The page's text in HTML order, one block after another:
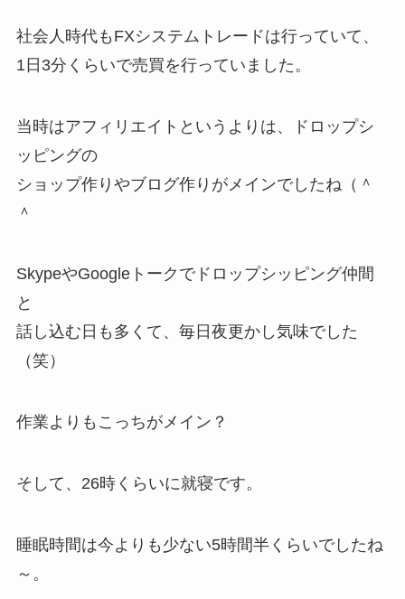
社会人時代もFXシステムトレードは行っていて、
1日3分くらいで売買を行っていました。
当時はアフィリエイトというよりは、ドロップシ
ッピングの
ショップ作りやブログ作りがメインでしたね（＾
＾
SkypeやGoogleトークでドロップシッピング仲間
と
話し込む日も多くて、毎日夜更かし気味でした
（笑）
作業よりもこっちがメイン？
そして、26時くらいに就寝です。
睡眠時間は今よりも少ない5時間半くらいでしたね
～。